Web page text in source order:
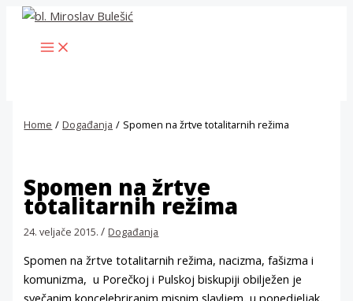
Skip
content
MAIN
MENU
Home Događanja Spomen na žrtve totalitarnih režima
Spomen na žrtve
totalitarnih režima
24. veljače 2015./ Događanja
Spomen na žrtve totalitarnih režima, nacizma, fašizma i
komunizma, u Porečkoj i Pulskoj biskupiji obilježen je